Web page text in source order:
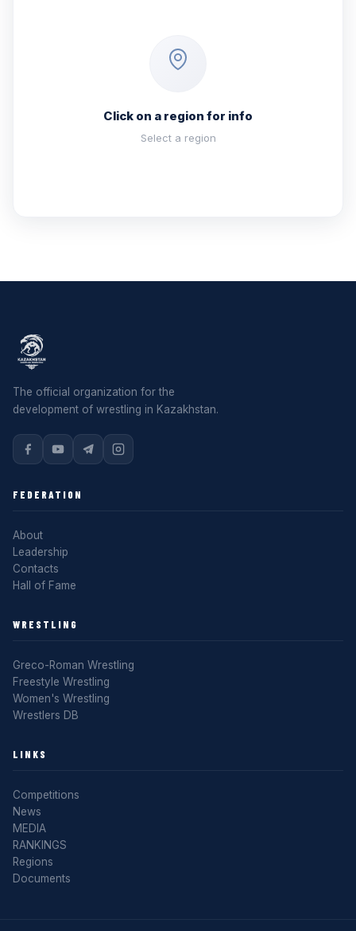
Click on a region for info
Select a region
The official organization for the
development of wrestling in Kazakhstan.
FEDERATION
About
Leadership
Contacts
Hall of Fame
WRESTLING
Greco-Roman Wrestling
Freestyle Wrestling
Women's Wrestling
Wrestlers DB
LINKS
Competitions
News
MEDIA
RANKINGS
Regions
Documents